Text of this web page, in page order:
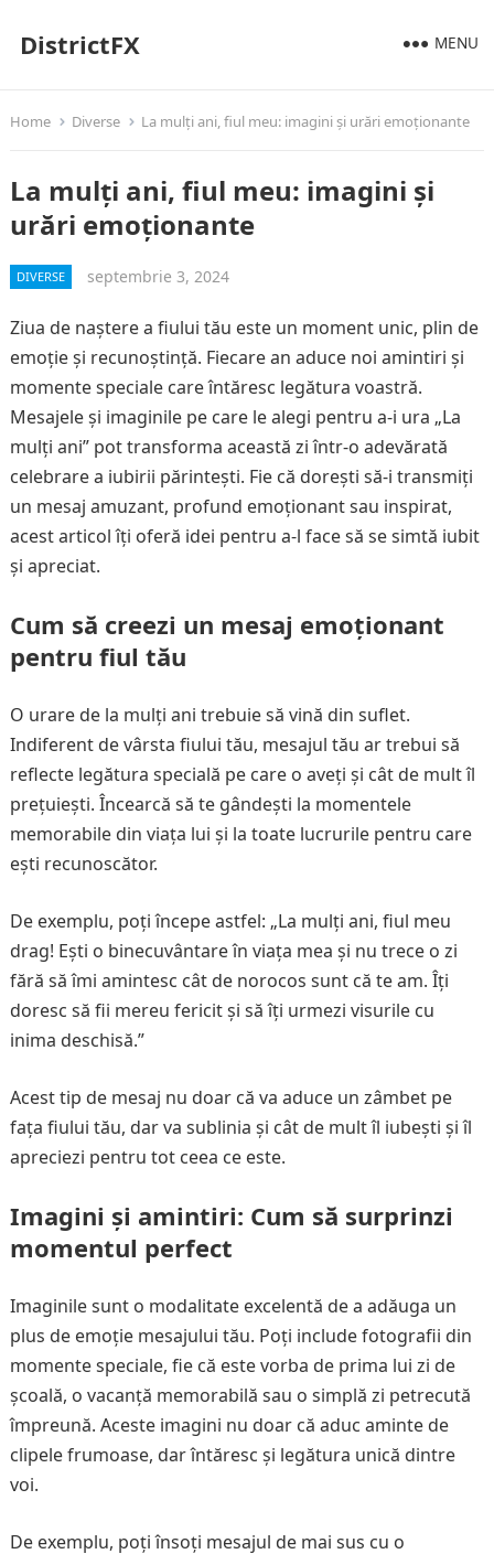
DistrictFX MENU
Home Diverse La mulți ani, fiul meu: imagini și urări emoționante
La mulți ani, fiul meu: imagini și
urări emoționante
DIVERSE septembrie 3, 2024
Ziua de naștere a fiului tău este un moment unic, plin de
emoție și recunoștință. Fiecare an aduce noi amintiri și
momente speciale care întăresc legătura voastră.
Mesajele și imaginile pe care le alegi pentru a-i ura „La
mulți ani” pot transforma această zi într-o adevărată
celebrare a iubirii părintești. Fie că dorești să-i transmiți
un mesaj amuzant, profund emoționant sau inspirat,
acest articol îți oferă idei pentru a-l face să se simtă iubit
și apreciat.
Cum să creezi un mesaj emoționant
pentru fiul tău
O urare de la mulți ani trebuie să vină din suflet.
Indiferent de vârsta fiului tău, mesajul tău ar trebui să
reflecte legătura specială pe care o aveți și cât de mult îl
prețuiești. Încearcă să te gândești la momentele
memorabile din viața lui și la toate lucrurile pentru care
ești recunoscător.
De exemplu, poți începe astfel: „La mulți ani, fiul meu
drag! Ești o binecuvântare în viața mea și nu trece o zi
fără să îmi amintesc cât de norocos sunt că te am. Îți
doresc să fii mereu fericit și să îți urmezi visurile cu
inima deschisă.”
Acest tip de mesaj nu doar că va aduce un zâmbet pe
fața fiului tău, dar va sublinia și cât de mult îl iubești și îl
apreciezi pentru tot ceea ce este.
Imagini și amintiri: Cum să surprinzi
momentul perfect
Imaginile sunt o modalitate excelentă de a adăuga un
plus de emoție mesajului tău. Poți include fotografii din
momente speciale, fie că este vorba de prima lui zi de
școală, o vacanță memorabilă sau o simplă zi petrecută
împreună. Aceste imagini nu doar că aduc aminte de
clipele frumoase, dar întăresc și legătura unică dintre
voi.
De exemplu, poți însoți mesajul de mai sus cu o